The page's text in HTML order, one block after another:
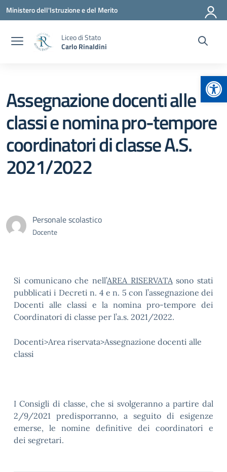
Vai ai contenuti
Vai al menu di navigazione
Vai al footer
Ministero dell'Istruzione e del Merito
Liceo di Stato
Carlo Rinaldini
Assegnazione docenti alle
classi e nomina pro-tempore
coordinatori di classe A.S.
2021/2022
Personale scolastico
Docente
Si comunicano che nell’AREA RISERVATAsono stati
pubblicati i Decreti n. 4 e n. 5 con l’assegnazione dei
Docenti alle classi e la nomina pro-tempore dei
Coordinatori di classe per l’a.s. 2021/2022.
Docenti>Area riservata>Assegnazione docenti alle
classi
I Consigli di classe, che si svolgeranno a partire dal
2/9/2021 predisporranno, a seguito di esigenze
emerse, le nomine definitive dei coordinatori e
dei segretari.